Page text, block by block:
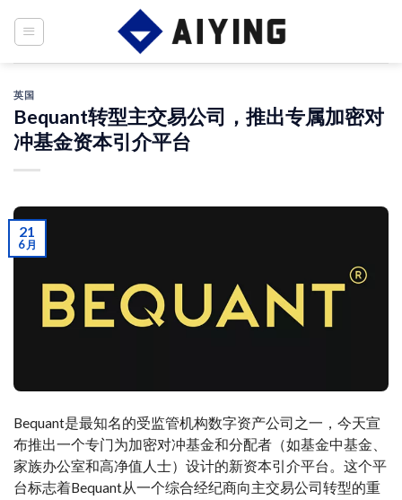
英国
Bequant转型主交易公司，推出专属加密对
冲基金资本引介平台
21
6 月
Bequant是最知名的受监管机构数字资产公司之一，今天宣
布推出一个专门为加密对冲基金和分配者（如基金中基金、
家族办公室和高净值人士）设计的新资本引介平台。这个平
台标志着Bequant从一个综合经纪商向主交易公司转型的重